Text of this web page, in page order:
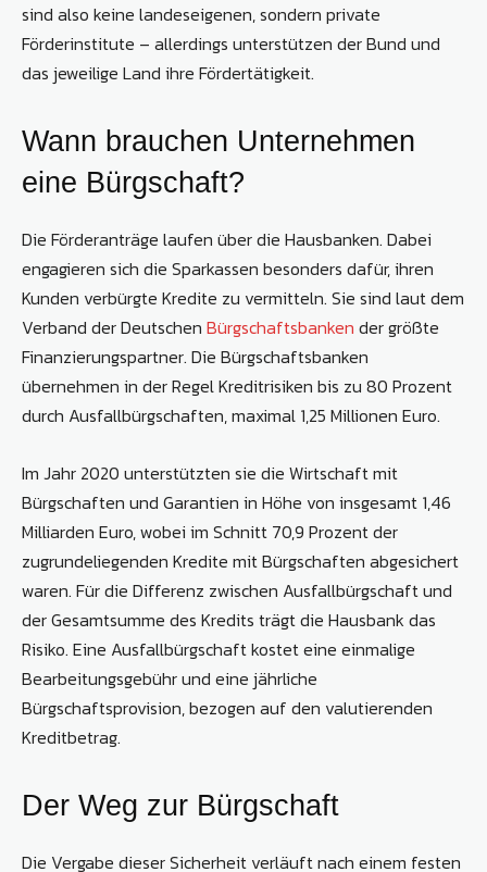
sind also keine landeseigenen, sondern private
Förderinstitute – allerdings unterstützen der Bund und
das jeweilige Land ihre Fördertätigkeit.
Wann brauchen Unternehmen
eine Bürgschaft?
Die Förderanträge laufen über die Hausbanken. Dabei
engagieren sich die Sparkassen besonders dafür, ihren
Kunden verbürgte Kredite zu vermitteln. Sie sind laut dem
Verband der Deutschen Bürgschaftsbanken der größte
Finanzierungspartner. Die Bürgschaftsbanken
übernehmen in der Regel Kreditrisiken bis zu 80 Prozent
durch Ausfallbürgschaften, maximal 1,25 Millionen Euro.
Im Jahr 2020 unterstützten sie die Wirtschaft mit
Bürgschaften und Garantien in Höhe von insgesamt 1,46
Milliarden Euro, wobei im Schnitt 70,9 Prozent der
zugrundeliegenden Kredite mit Bürgschaften abgesichert
waren. Für die Differenz zwischen Ausfallbürgschaft und
der Gesamtsumme des Kredits trägt die Hausbank das
Risiko. Eine Ausfallbürgschaft kostet eine einmalige
Bearbeitungsgebühr und eine jährliche
Bürgschaftsprovision, bezogen auf den valutierenden
Kreditbetrag.
Der Weg zur Bürgschaft
Die Vergabe dieser Sicherheit verläuft nach einem festen